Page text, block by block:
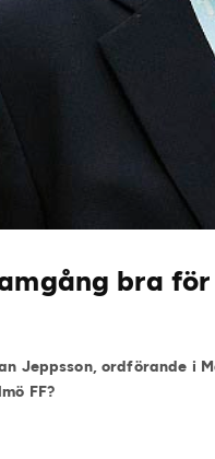
bra
Jeppsson, ordförande i
FF?